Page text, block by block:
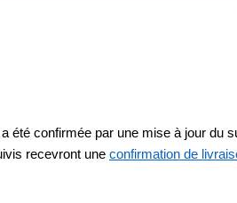
été confirmée par une mise à jour du
recevront une confirmation de